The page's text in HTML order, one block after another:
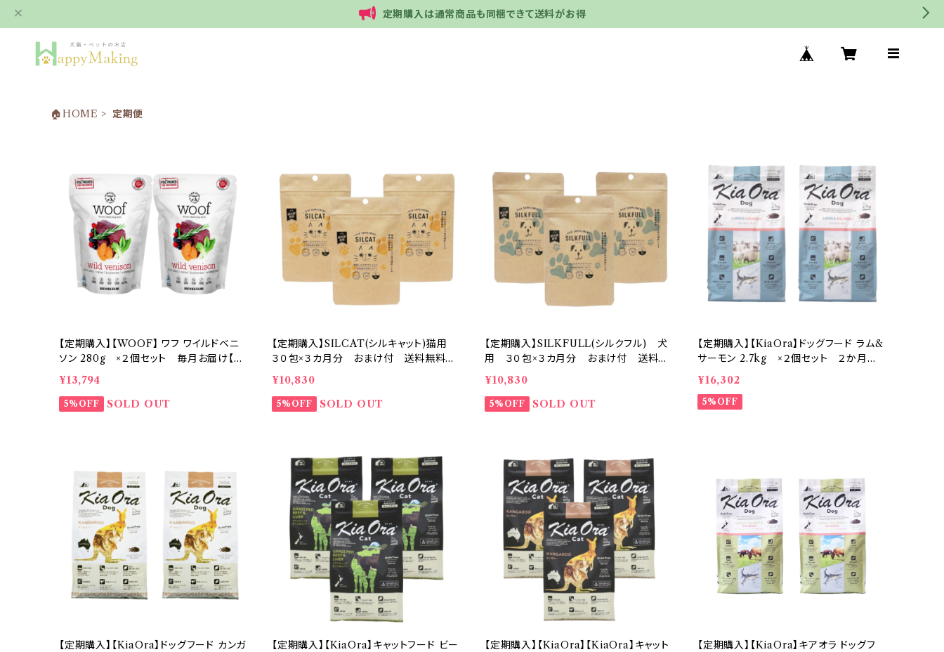
定期購入は通常商品も同梱できて送料がお得
🏠HOME 定期便
【定期購入】【WOOF】 ワフ ワイルドベニ
ソン 280g ×２個セット 毎月お届け【送
料無料】
¥13,794
5%OFF SOLD OUT
【定期購入】SILCAT(シルキャット)猫用
３０包×３カ月分 おまけ付 送料無料
腎臓ケア 腎臓病 デトックス【送料無
料】
¥10,830
5%OFF SOLD OUT
【定期購入】SILKFULL(シルクフル) 犬
用 ３０包×３カ月分 おまけ付 送料無
料 腎臓ケア 腎臓病 デトックス
¥10,830
5%OFF SOLD OUT
【定期購入】【KiaOra】ドッグフード ラム&
サーモン 2.7kg ×２個セット ２か月に
１回お届け【送料無料】
¥16,302
5%OFF
【定期購入】【KiaOra】ドッグフード カンガ
【定期購入】【KiaOra】キャットフード ビー
【定期購入】【KiaOra】【KiaOra】キャット
【定期購入】【KiaOra】キアオラ ドッグフ